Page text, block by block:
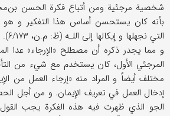
شخصية مرجئية ومن أتباع فكرة الحسن
بأنه كان يستحسن أساس هذا التفكير و هو
التي نجهلها و إيكالها إلى اللـه (ظ: م.ن، ۶/۱۷۳).
و مما يجدر ذكره أن مصطلح «الإرجاء» عدا
المرجئي الأول، كان يستخدم مع شيء من
مختلف أيضاً و المراد منه «إرجاء العمل من
إدخال العمل في تعريف الإيمان. و من أجل
الجو الذي ظهرت فيه هذه الفكرة يجب